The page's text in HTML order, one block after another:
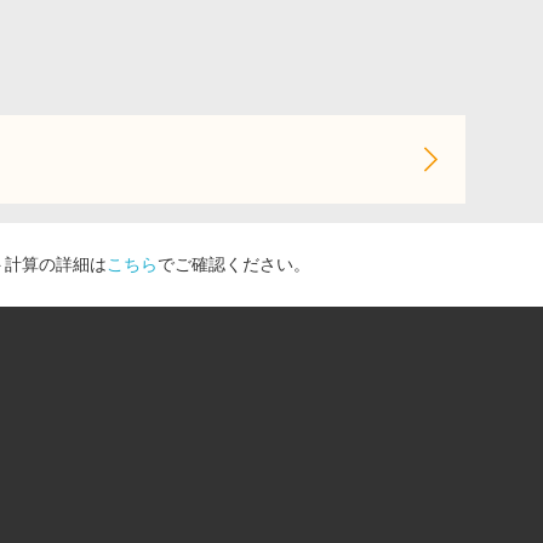
算の詳細はこちらでご確認ください。